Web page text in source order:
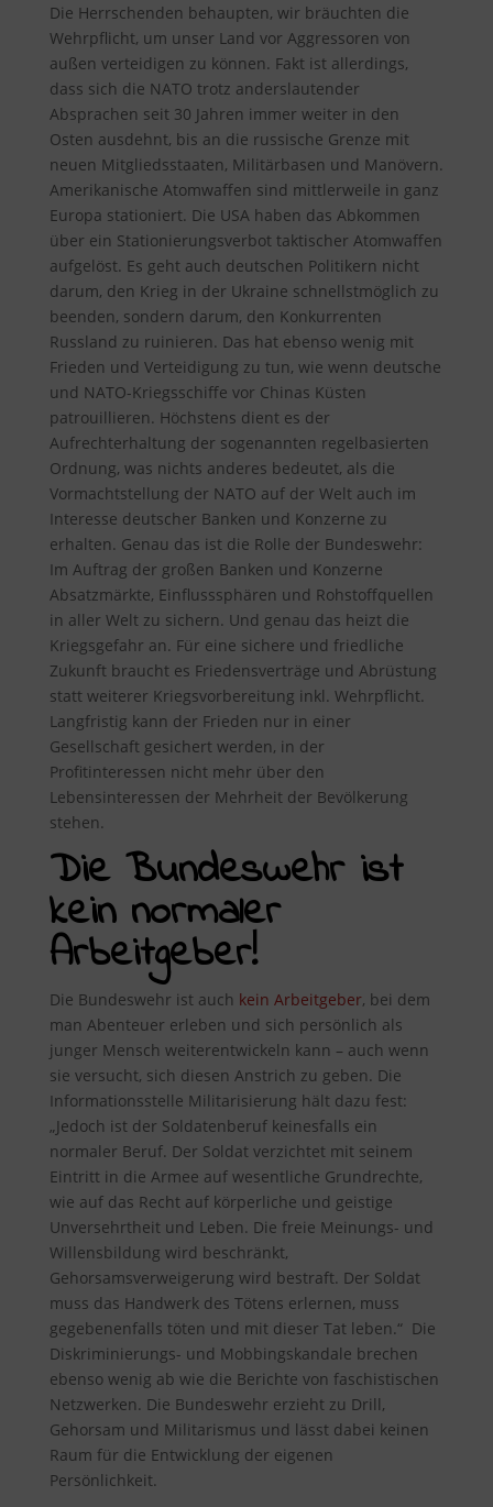
Die Herrschenden behaupten, wir bräuchten die
Wehrpflicht, um unser Land vor Aggressoren von
außen verteidigen zu können. Fakt ist allerdings,
dass sich die NATO trotz anderslautender
Absprachen seit 30 Jahren immer weiter in den
Osten ausdehnt, bis an die russische Grenze mit
neuen Mitgliedsstaaten, Militärbasen und Manövern.
Amerikanische Atomwaffen sind mittlerweile in ganz
Europa stationiert. Die USA haben das Abkommen
über ein Stationierungsverbot taktischer Atomwaffen
aufgelöst. Es geht auch deutschen Politikern nicht
darum, den Krieg in der Ukraine schnellstmöglich zu
beenden, sondern darum, den Konkurrenten
Russland zu ruinieren. Das hat ebenso wenig mit
Frieden und Verteidigung zu tun, wie wenn deutsche
und NATO-Kriegsschiffe vor Chinas Küsten
patrouillieren. Höchstens dient es der
Aufrechterhaltung der sogenannten regelbasierten
Ordnung, was nichts anderes bedeutet, als die
Vormachtstellung der NATO auf der Welt auch im
Interesse deutscher Banken und Konzerne zu
erhalten. Genau das ist die Rolle der Bundeswehr:
Im Auftrag der großen Banken und Konzerne
Absatzmärkte, Einflusssphären und Rohstoffquellen
in aller Welt zu sichern. Und genau das heizt die
Kriegsgefahr an. Für eine sichere und friedliche
Zukunft braucht es Friedensverträge und Abrüstung
statt weiterer Kriegsvorbereitung inkl. Wehrpflicht.
Langfristig kann der Frieden nur in einer
Gesellschaft gesichert werden, in der
Profitinteressen nicht mehr über den
Lebensinteressen der Mehrheit der Bevölkerung
stehen.
Die Bundeswehr ist
kein normaler
Arbeitgeber!
Die Bundeswehr ist auch kein Arbeitgeber, bei dem
man Abenteuer erleben und sich persönlich als
junger Mensch weiterentwickeln kann – auch wenn
sie versucht, sich diesen Anstrich zu geben. Die
Informationsstelle Militarisierung hält dazu fest:
„Jedoch ist der Soldatenberuf keinesfalls ein
normaler Beruf. Der Soldat verzichtet mit seinem
Eintritt in die Armee auf wesentliche Grundrechte,
wie auf das Recht auf körperliche und geistige
Unversehrtheit und Leben. Die freie Meinungs- und
Willensbildung wird beschränkt,
Gehorsamsverweigerung wird bestraft. Der Soldat
muss das Handwerk des Tötens erlernen, muss
gegebenenfalls töten und mit dieser Tat leben.“ Die
Diskriminierungs- und Mobbingskandale brechen
ebenso wenig ab wie die Berichte von faschistischen
Netzwerken. Die Bundeswehr erzieht zu Drill,
Gehorsam und Militarismus und lässt dabei keinen
Raum für die Entwicklung der eigenen
Persönlichkeit.